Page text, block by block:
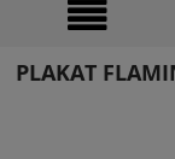
PLAKAT